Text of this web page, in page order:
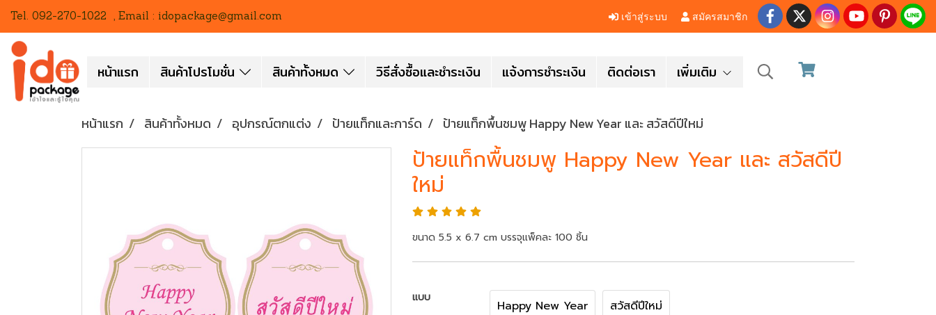
Tel. 092-270-1022 , Email : idopackage@gmail.com เข้าสู่ระบบ สมัครสมาชิก
หน้าแรก สินค้าโปรโมชั่น สินค้าทั้งหมด วิธีสั่งซื้อและชำระเงิน แจ้งการชำระเงิน ติดต่อเรา เพิ่มเติม
หน้าแรก สินค้าทั้งหมด อุปกรณ์ตกแต่ง ป้ายแท็กและการ์ด ป้ายแท็กพื้นชมพู Happy New Year และ สวัสดีปีใหม่
ป้ายแท็กพื้นชมพู Happy New Year และ สวัสดีปี
ใหม่
ขนาด 5.5 x 6.7 cm บรรจุแพ็คละ 100 ชิ้น
แบบ
Happy New Year สวัสดีปีใหม่